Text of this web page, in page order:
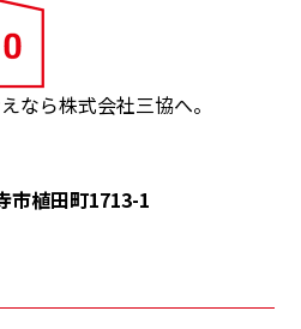
なら株式会社三協へ。
市植田町1713-1